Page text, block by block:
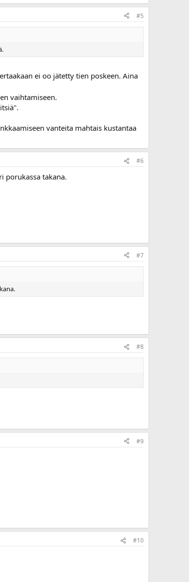
#5
ei oo jätetty tien poskeen. Aina
vaihtamiseen.
vanteita mahtais kustantaa
#6
porukassa takana.
#7
#8
#9
#10